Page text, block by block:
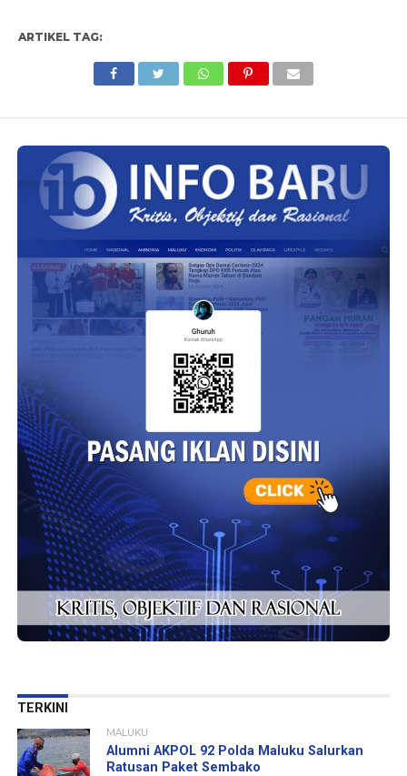
ARTIKEL TAG:
TERKINI
MALUKU
Alumni AKPOL 92 Polda Maluku Salurkan
Ratusan Paket Sembako